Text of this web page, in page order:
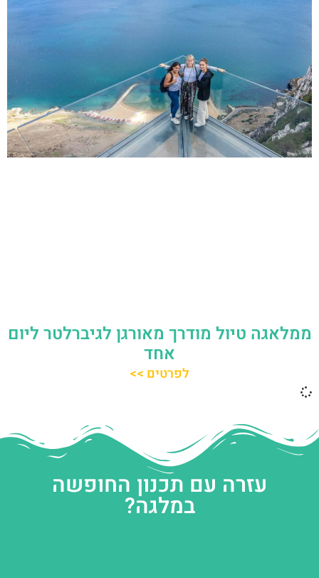
ממלאגה טיול מודרך מאורגן לגיברלטר ליום
אחד
לפרטים >>
עזרה עם תכנון החופשה
במלגה?